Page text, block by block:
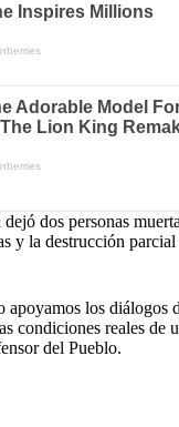
dos personas
y la destrucción
los diálogos
condiciones reales
del Pueblo.